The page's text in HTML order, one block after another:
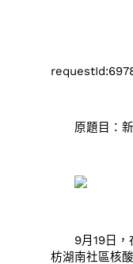
原題目：新
9月19日，
枋湖南社區核